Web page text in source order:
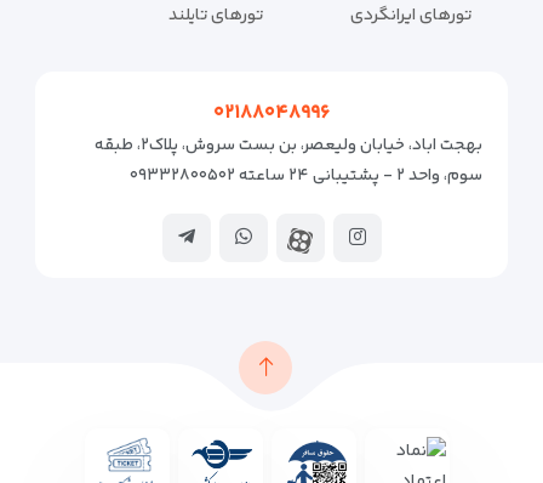
تورهای ایرانگردی
تورهای تایلند
۰۲۱۸۸۰۴۸۹۹۶
بهجت اباد، خیابان ولیعصر، بن بست سروش، پلاک۲، طبقه
سوم، واحد ۲ - پشتیبانی ۲۴ ساعته ۰۹۳۳۲۸۰۰۵۰۲